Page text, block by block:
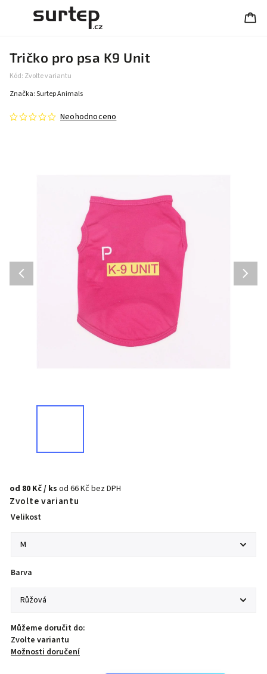
Tričko pro psa K9 Unit
Kód: Zvolte variantu
Neohodnoceno
Značka:Surtep Animals
od 80 Kč/ ks od 66 Kčbez DPH
Zvolte variantu
Velikost
Barva
Můžeme doručit do:
Zvolte variantu
Možnosti doručení